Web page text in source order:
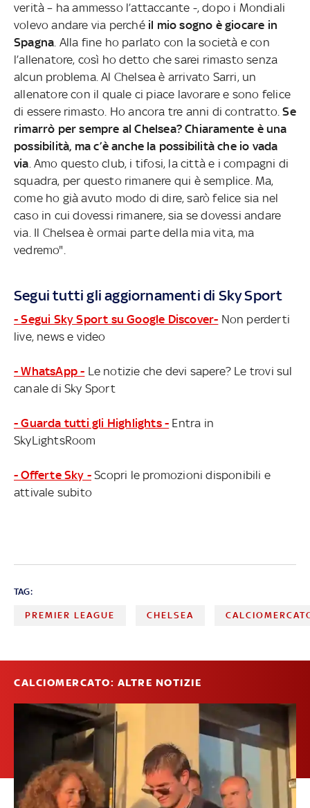
verità – ha ammesso l’attaccante -, dopo i Mondiali
volevo andare via perché il mio sogno è giocare in
Spagna . Alla fine ho parlato con la società e con
l’allenatore, così ho detto che sarei rimasto senza
alcun problema. Al Chelsea è arrivato Sarri, un
allenatore con il quale ci piace lavorare e sono felice
di essere rimasto. Ho ancora tre anni di contratto.Se
rimarrò per sempre al Chelsea? Chiaramente è una
possibilità, ma c’è anche la possibilità che io vada
via . Amo questo club, i tifosi, la città e i compagni di
squadra, per questo rimanere qui è semplice. Ma,
come ho già avuto modo di dire, sarò felice sia nel
caso in cui dovessi rimanere, sia se dovessi andare
via. Il Chelsea è ormai parte della mia vita, ma
vedremo".
Segui tutti gli aggiornamenti di Sky Sport
- Segui Sky Sport su Google Discover- Non perderti
live, news e video
- WhatsApp - Le notizie che devi sapere? Le trovi sul
canale di Sky Sport
- Guarda tutti gli Highlights - Entra in
SkyLightsRoom
- Offerte Sky - Scopri le promozioni disponibili e
attivale subito
TAG:
PREMIER LEAGUE CHELSEA
CALCIOMERCATO: ALTRE NOTIZIE